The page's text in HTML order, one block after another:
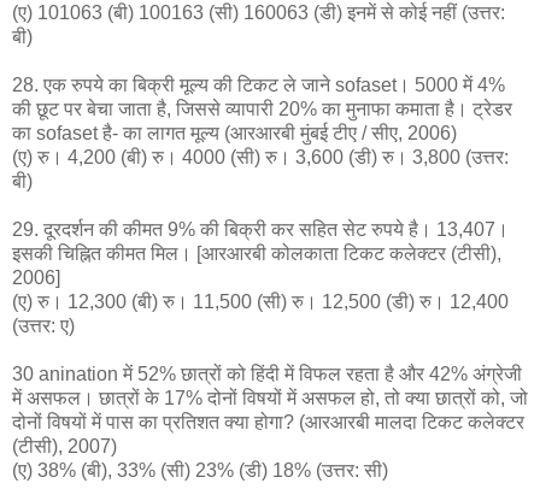
(ए) 101063 (बी) 100163 (सी) 160063 (डी) इनमें से कोई नहीं (उत्तर:
बी)
28. एक रुपये का बिक्री मूल्य की टिकट ले जाने sofaset। 5000 में 4%
की छूट पर बेचा जाता है, जिससे व्यापारी 20% का मुनाफा कमाता है। ट्रेडर
का sofaset है- का लागत मूल्य (आरआरबी मुंबई टीए / सीए, 2006)
(ए) रु। 4,200 (बी) रु। 4000 (सी) रु। 3,600 (डी) रु। 3,800 (उत्तर:
बी)
29. दूरदर्शन की कीमत 9% की बिक्री कर सहित सेट रुपये है। 13,407।
इसकी चिह्नित कीमत मिल। [आरआरबी कोलकाता टिकट कलेक्टर (टीसी),
2006]
(ए) रु। 12,300 (बी) रु। 11,500 (सी) रु। 12,500 (डी) रु। 12,400
(उत्तर: ए)
30 anination में 52% छात्रों को हिंदी में विफल रहता है और 42% अंग्रेजी
में असफल। छात्रों के 17% दोनों विषयों में असफल हो, तो क्या छात्रों को, जो
दोनों विषयों में पास का प्रतिशत क्या होगा? (आरआरबी मालदा टिकट कलेक्टर
(टीसी), 2007)
(ए) 38% (बी), 33% (सी) 23% (डी) 18% (उत्तर: सी)